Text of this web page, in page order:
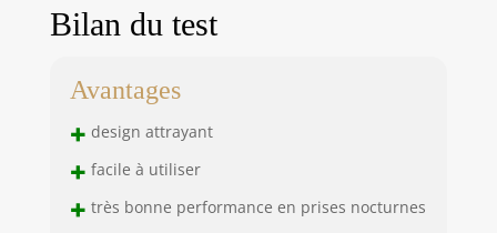
Bilan du test
Avantages
+ design attrayant
+ facile à utiliser
+ très bonne performance en prises nocturnes